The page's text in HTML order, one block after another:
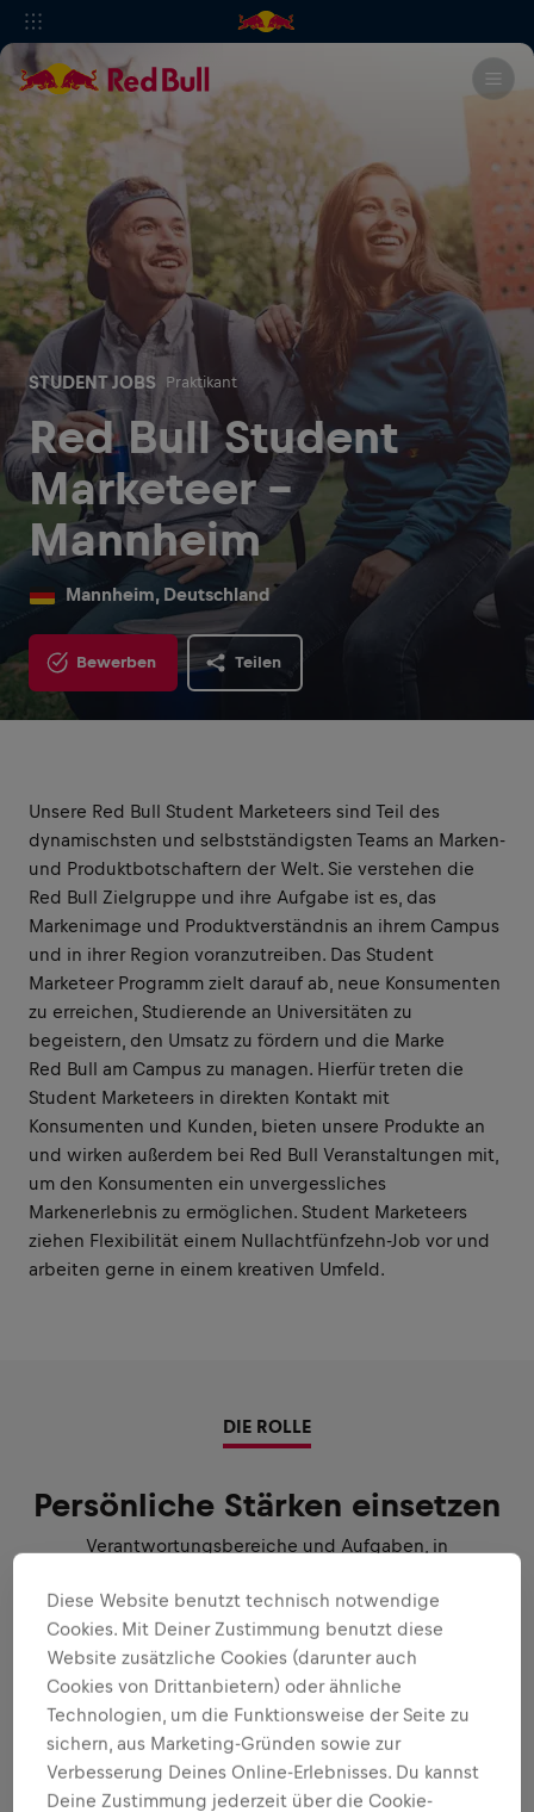
STUDENT JOBS Praktikant
Red Bull Student
Marketeer -
Mannheim
Mannheim, Deutschland
Bewerben Teilen
Unsere Red Bull Student Marketeers sind Teil des
dynamischsten und selbstständigsten Teams an Marken-
und Produktbotschaftern der Welt. Sie verstehen die
Red Bull Zielgruppe und ihre Aufgabe ist es, das
Markenimage und Produktverständnis an ihrem Campus
und in ihrer Region voranzutreiben. Das Student
Marketeer Programm zielt darauf ab, neue Konsumenten
zu erreichen, Studierende an Universitäten zu
begeistern, den Umsatz zu fördern und die Marke
Red Bull am Campus zu managen. Hierfür treten die
Student Marketeers in direkten Kontakt mit
Konsumenten und Kunden, bieten unsere Produkte an
und wirken außerdem bei Red Bull Veranstaltungen mit,
um den Konsumenten ein unvergessliches
Markenerlebnis zu ermöglichen. Student Marketeers
ziehen Flexibilität einem Nullachtfünfzehn-Job vor und
arbeiten gerne in einem kreativen Umfeld.
DIE ROLLE
Persönliche Stärken einsetzen
Verantwortungsbereiche und Aufgaben, in
Alle Infos anzeigen
DEINE ROLLE ALS
MARKENBOTSCHAFTER/IN
DIE PERFEKTE UMSETZUNG
Diese Website benutzt technisch notwendige
Cookies. Mit Deiner Zustimmung benutzt diese
Website zusätzliche Cookies (darunter auch
Cookies von Drittanbietern) oder ähnliche
Technologien, um die Funktionsweise der Seite zu
sichern, aus Marketing-Gründen sowie zur
Verbesserung Deines Online-Erlebnisses. Du kannst
Deine Zustimmung jederzeit über die Cookie-